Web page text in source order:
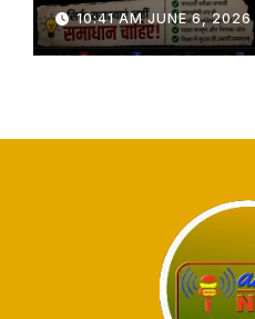
10:41 AM JUNE 6, 2026